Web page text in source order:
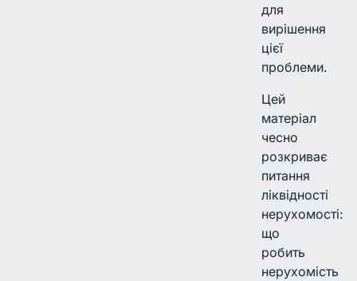
для
вирішення
цієї
проблеми.
Цей
матеріал
чесно
розкриває
питання
ліквідності
нерухомості:
що
робить
нерухомість